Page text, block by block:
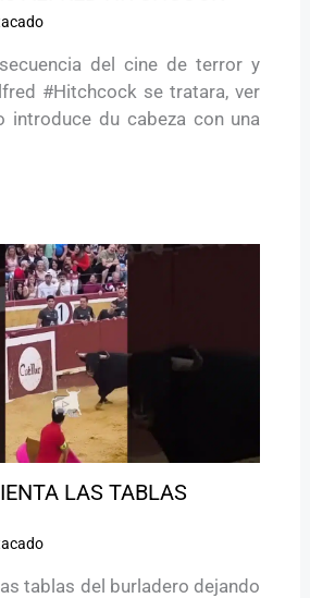
del cine de terror y
#Hitchcock se tratara, ver
introduce du cabeza con una
LAS TABLAS
tablas del burladero dejando